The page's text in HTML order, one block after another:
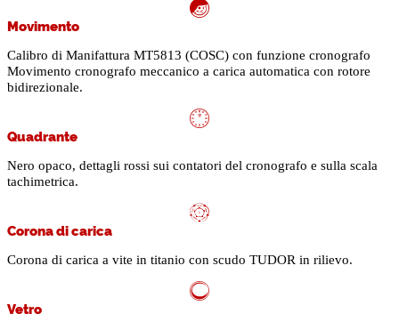
Movimento
Calibro di Manifattura MT5813 (COSC) con funzione cronografo
Movimento cronografo meccanico a carica automatica con rotore
bidirezionale.
Quadrante
Nero opaco, dettagli rossi sui contatori del cronografo e sulla scala
tachimetrica.
Corona di carica
Corona di carica a vite in titanio con scudo TUDOR in rilievo.
Vetro